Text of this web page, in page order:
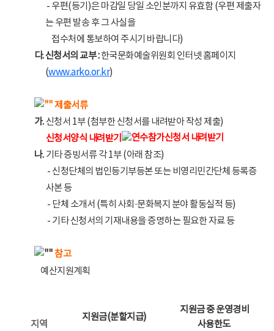
- 우편(등기)은 마감일 당일 소인분까지 유효함 (우편 제출자
는 우편 발송 후 그 사실을
접수처에 통보하여 주시기 바랍니다)
다.신청서의 교부 :한국문화예술위원회 인터넷 홈페이지
(www.arko.or.kr)
제출서류
가. 신청서 1부 (첨부한 신청서를 내려받아 작성 제출)
신청서양식 내려받기
나. 기타 증빙서류 각 1부 (아래 참조)
- 신청단체의 법인등기부등본 또는 비영리민간단체 등록증
사본 등
- 단체 소개서 (특히 사회·문화복지 분야 활동실적 등)
- 기타 신청서의 기재내용을 증명하는 필요한 자료 등
참고
예산지원계획
지역
지원금(분할지급)
지원금 중 운영경비
사용한도